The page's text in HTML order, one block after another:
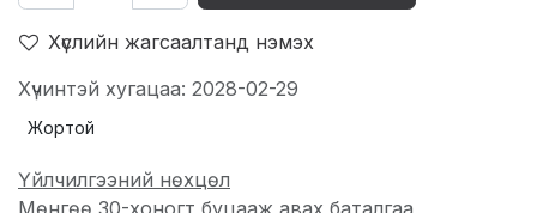
Хүслийн жагсаалтанд нэмэх
Хүчинтэй хугацаа: 2028-02-29
Жортой
Үйлчилгээний нөхцөл
Мөнгөө 30-хоногт буцааж авах баталгаа